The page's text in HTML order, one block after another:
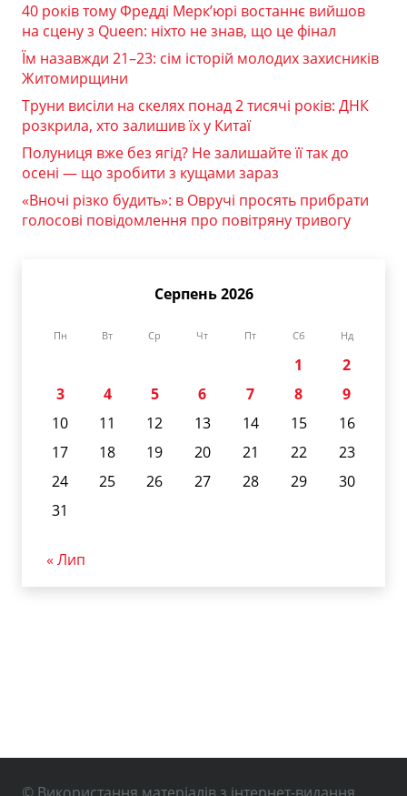
40 років тому Фредді Мерк’юрі востаннє вийшов
на сцену з Queen: ніхто не знав, що це фінал
Їм назавжди 21–23: сім історій молодих захисників
Житомирщини
Труни висіли на скелях понад 2 тисячі років: ДНК
розкрила, хто залишив їх у Китаї
Полуниця вже без ягід? Не залишайте її так до
осені — що зробити з кущами зараз
«Вночі різко будить»: в Овручі просять прибрати
голосові повідомлення про повітряну тривогу
Серпень 2026
Пн Вт Ср Чт Пт Сб Нд
1
2
3
4 5 6 7 8
9
10
11 12 13 14 15
16
17
18 19 20 21 22
23
24
25 26 27 28 29
30
31
« Лип
© Використання матеріалів з інтернет-видання